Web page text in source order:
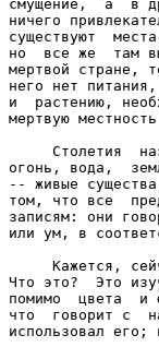
смущение,  а  в
ничего
существуют
но  все же  там
мертвой стране,
него нет
и  растению,
мертвую
Столетия
огонь, вода,
-- живые
том, что все
записям: они
или ум, в
Кажется,
Что это?  Это
помимо  цвета  и
что  говорит с
использовал его;